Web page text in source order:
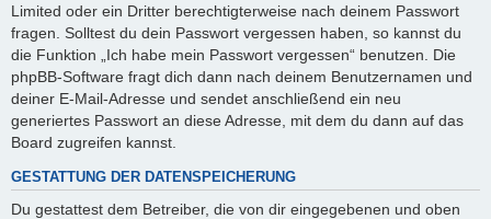
Limited oder ein Dritter berechtigterweise nach deinem Passwort
fragen. Solltest du dein Passwort vergessen haben, so kannst du
die Funktion „Ich habe mein Passwort vergessen“ benutzen. Die
phpBB-Software fragt dich dann nach deinem Benutzernamen und
deiner E-Mail-Adresse und sendet anschließend ein neu
generiertes Passwort an diese Adresse, mit dem du dann auf das
Board zugreifen kannst.
GESTATTUNG DER DATENSPEICHERUNG
Du gestattest dem Betreiber, die von dir eingegebenen und oben